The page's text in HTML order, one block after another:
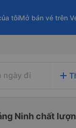
tôiMở bán vé trên
ngày đi add
Ninh chất